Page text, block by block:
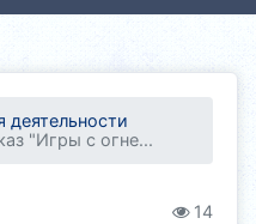
деятельности
"Игры с огне...
14